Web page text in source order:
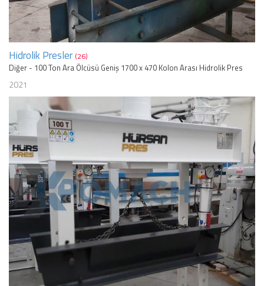
Hidrolik Presler (26)
Diğer - 100 Ton Ara Ölcüsü Geniş 1700 x 470 Kolon Arası Hidrolik Pres
2021